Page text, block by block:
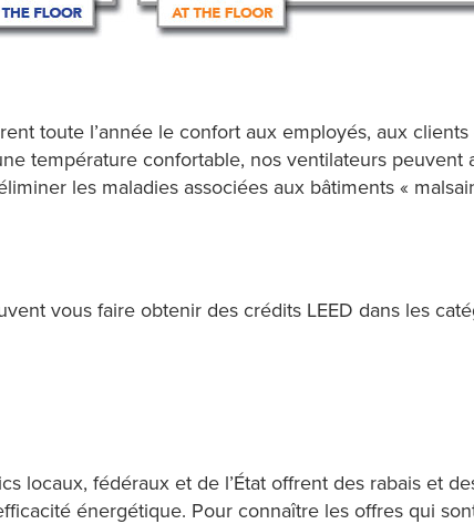
toute l’année le confort aux employés, aux
température confortable, nos ventilateurs peuvent
les maladies associées aux bâtiments «
vous faire obtenir des crédits LEED dans les
locaux, fédéraux et de l’État offrent des rabais et
énergétique. Pour connaître les offres qui